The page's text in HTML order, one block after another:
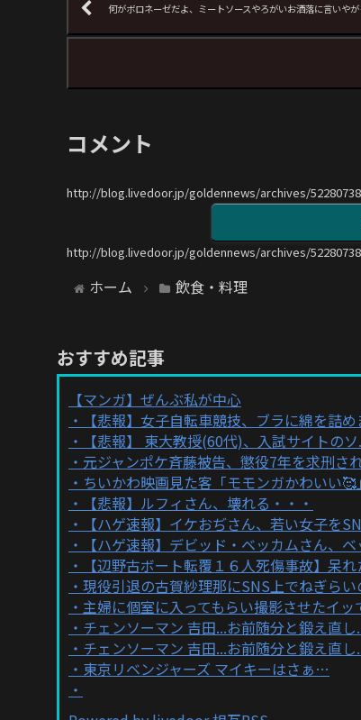
何がボロネーゼだよ、ミートソースやろがいお洒落に言いやが
コメント
http://blog.livedoor.jp/goldennews/archives/
http://blog.livedoor.jp/goldennews/archives/
ホーム 飲食・料理
おすすめ記事
【マンガ】ぜんぶ私が中心
【悲報】女子自転車競技、ブラに綿を詰
【悲報】 東大教授(60代)、入試サイトのソ
元ジャンポケ斉藤被告、懲役7年を求刑さ
ちいかわ映画見た客「モモンガかわいい🥰
【悲報】ルフィさん、壊れる・・・
【ハゲ速報】イケおぢさん、若い女子を
【ハゲ速報】デビッド・ベッカムさん、
【辺野古ボート転覆１６人死傷事故】呆
現役引退の古賀紗理那にSNS上でねぎらい
主婦に個室に入ってもらい撮影させたイッ
チェンソーマン 吉田...お前随分と鍛え直し
チェンソーマン 吉田...お前随分と鍛え直し
東京リベンジャーズ マイキーはさぁ…